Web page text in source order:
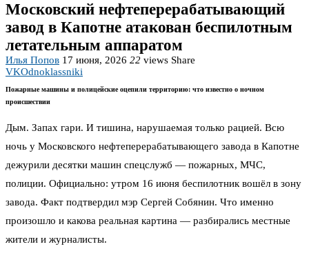
Московский нефтеперерабатывающий
завод в Капотне атакован беспилотным
летательным аппаратом
Илья Попов 17 июня, 2026 22 views Share
VKOdnoklassniki
Пожарные машины и полицейские оцепили территорию: что известно о ночном
происшествии
Дым. Запах гари. И тишина, нарушаемая только рацией. Всю
ночь у Московского нефтеперерабатывающего завода в Капотне
дежурили десятки машин спецслужб — пожарных, МЧС,
полиции. Официально: утром 16 июня беспилотник вошёл в зону
завода. Факт подтвердил мэр Сергей Собянин. Что именно
произошло и какова реальная картина — разбирались местные
жители и журналисты.